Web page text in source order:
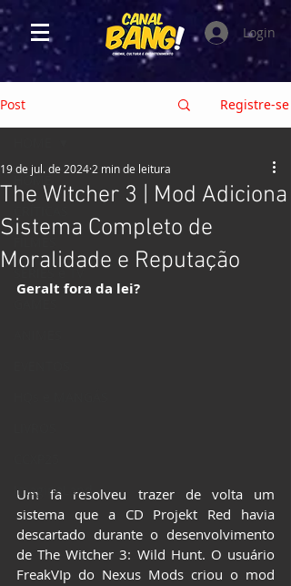
Login
Post Registre-se
HOME
SÉRIES e TV
ImagineLand
The Witcher 3 | Mod Adiciona
Sistema Completo de
Moralidade e Reputação
19 de jul. de 2024 2 min de leitura
Geralt fora da lei?
Um fã resolveu trazer de volta um
sistema que a CD Projekt Red havia
descartado durante o desenvolvimento
de The Witcher 3: Wild Hunt. O usuário
FreakVIp do Nexus Mods criou o mod